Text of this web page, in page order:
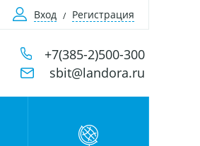
Вход Регистрация
+7(385-2)500-300
sbit@landora.ru